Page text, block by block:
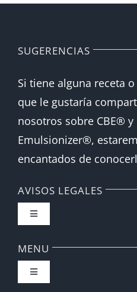
SUGERENCIAS
Si tiene alguna receta
que le gustaría
nosotros sobre CBE® y
Emulsionizer®,
encantados de
AVISOS LEGALES
Toggle
FAQ
Política de privacidad
MENU
Toggle